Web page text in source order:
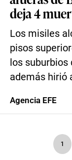
deja 4
Los misiles
pisos
los
además hirió
Agencia EFE
1